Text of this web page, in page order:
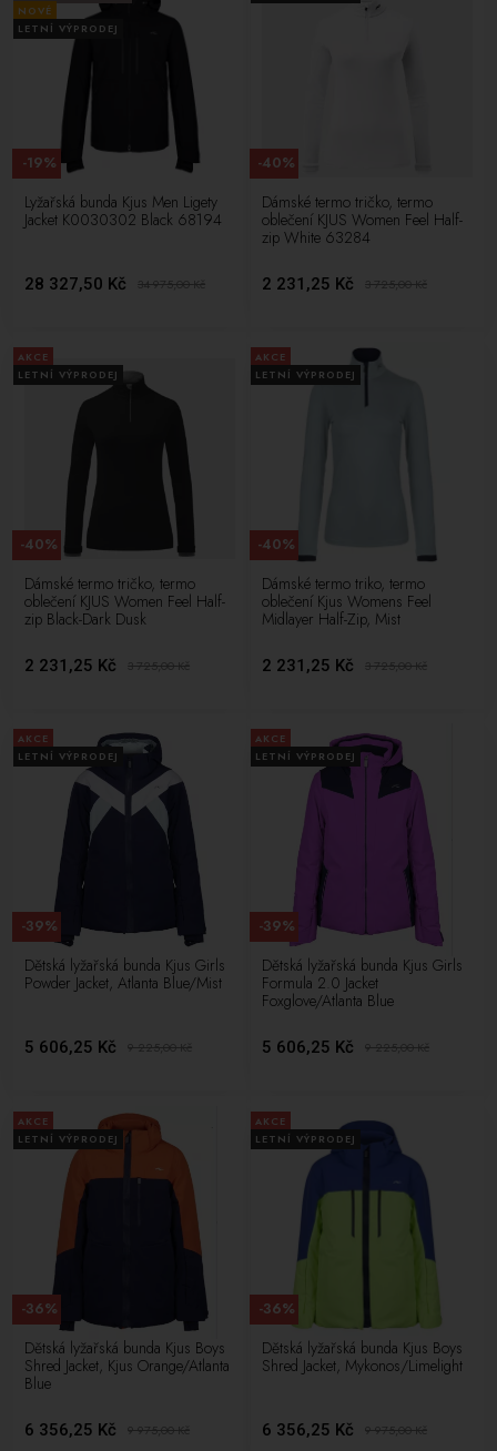
NOVÉ
LETNÍ VÝPRODEJ
Lyžařská bunda Kjus Men Ligety
Jacket K0030302 Black 68194
28 327,50 Kč 34 975,00Kč
-19%
Dámské termo tričko, termo
oblečení KJUS Women Feel Half-
zip White 63284
2 231,25 Kč 3 725,00Kč
-40%
AKCE
LETNÍ VÝPRODEJ
Dámské termo tričko, termo
oblečení KJUS Women Feel Half-
zip Black-Dark Dusk
2 231,25 Kč 3 725,00Kč
-40%
AKCE
LETNÍ VÝPRODEJ
Dámské termo triko, termo
oblečení Kjus Womens Feel
Midlayer Half-Zip, Mist
2 231,25 Kč 3 725,00Kč
-40%
AKCE
LETNÍ VÝPRODEJ
Dětská lyžařská bunda Kjus Girls
Powder Jacket, Atlanta Blue/Mist
5 606,25 Kč 9 225,00Kč
-39%
AKCE
LETNÍ VÝPRODEJ
Dětská lyžařská bunda Kjus Girls
Formula 2.0 Jacket
Foxglove/Atlanta Blue
5 606,25 Kč 9 225,00Kč
-39%
AKCE
LETNÍ VÝPRODEJ
Dětská lyžařská bunda Kjus Boys
Shred Jacket, Kjus Orange/Atlanta
Blue
6 356,25 Kč 9 975,00Kč
-36%
AKCE
LETNÍ VÝPRODEJ
Dětská lyžařská bunda Kjus Boys
Shred Jacket, Mykonos/Limelight
6 356,25 Kč 9 975,00Kč
-36%